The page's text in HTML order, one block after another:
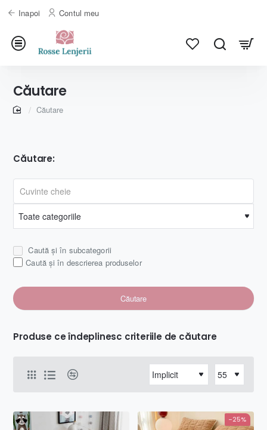
Inapoi Contul meu
Căutare
homeCăutare
Căutare:
Caută și în subcategorii
Caută și în descrierea produselor
Căutare
Produse ce îndeplinesc criteriile de căutare
-25%